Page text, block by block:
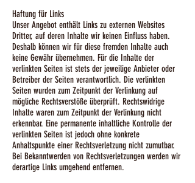
Haftung für Links
Unser Angebot enthält Links zu externen Websites
Dritter, auf deren Inhalte wir keinen Einfluss haben.
Deshalb können wir für diese fremden Inhalte auch
keine Gewähr übernehmen. Für die Inhalte der
verlinkten Seiten ist stets der jeweilige Anbieter oder
Betreiber der Seiten verantwortlich. Die verlinkten
Seiten wurden zum Zeitpunkt der Verlinkung auf
mögliche Rechtsverstöße überprüft. Rechtswidrige
Inhalte waren zum Zeitpunkt der Verlinkung nicht
erkennbar. Eine permanente inhaltliche Kontrolle der
verlinkten Seiten ist jedoch ohne konkrete
Anhaltspunkte einer Rechtsverletzung nicht zumutbar.
Bei Bekanntwerden von Rechtsverletzungen werden wir
derartige Links umgehend entfernen.